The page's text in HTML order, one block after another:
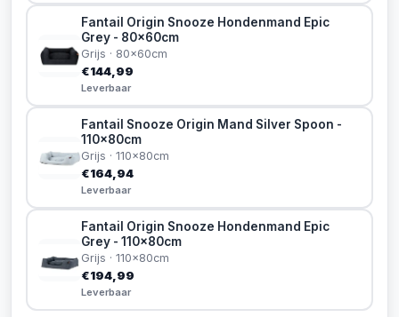
Fantail Origin Snooze Hondenmand Epic
Grey - 80x60cm
Grijs · 80x60cm
€144,99
Leverbaar
Fantail Snooze Origin Mand Silver Spoon -
110x80cm
Grijs · 110x80cm
€164,94
Leverbaar
Fantail Origin Snooze Hondenmand Epic
Grey - 110x80cm
Grijs · 110x80cm
€194,99
Leverbaar